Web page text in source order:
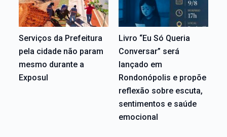
Serviços da Prefeitura
pela cidade não param
mesmo durante a
Exposul
Livro “Eu Só Queria
Conversar” será
lançado em
Rondonópolis e propõe
reflexão sobre escuta,
sentimentos e saúde
emocional